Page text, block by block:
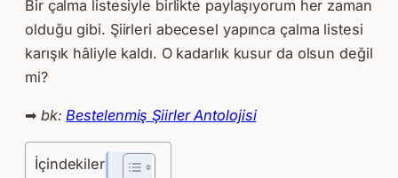
Bir çalma listesiyle birlikte paylaşıyorum her zaman
olduğu gibi. Şiirleri abecesel yapınca çalma listesi
karışık hâliyle kaldı. O kadarlık kusur da olsun değil
mi?
➡ bk:Bestelenmiş Şiirler Antolojisi
İçindekiler